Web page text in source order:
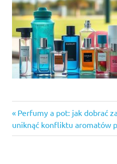
Nawigacja
wpisu
Previous
Post:
Perfumy a pot: jak dobrać
uniknąć konfliktu aromatów